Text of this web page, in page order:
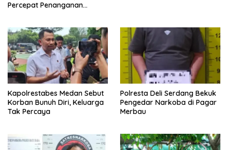
Percepat Penanganan
Kapolrestabes Medan Sebut
Korban Bunuh Diri, Keluarga
Tak Percaya
Polresta Deli Serdang Bekuk
Pengedar Narkoba di Pagar
Merbau